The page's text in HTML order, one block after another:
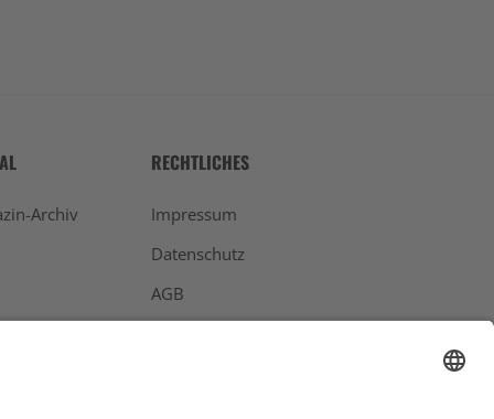
Archiv
RECHTLICHES
Impressum
Datenschutz
AGB